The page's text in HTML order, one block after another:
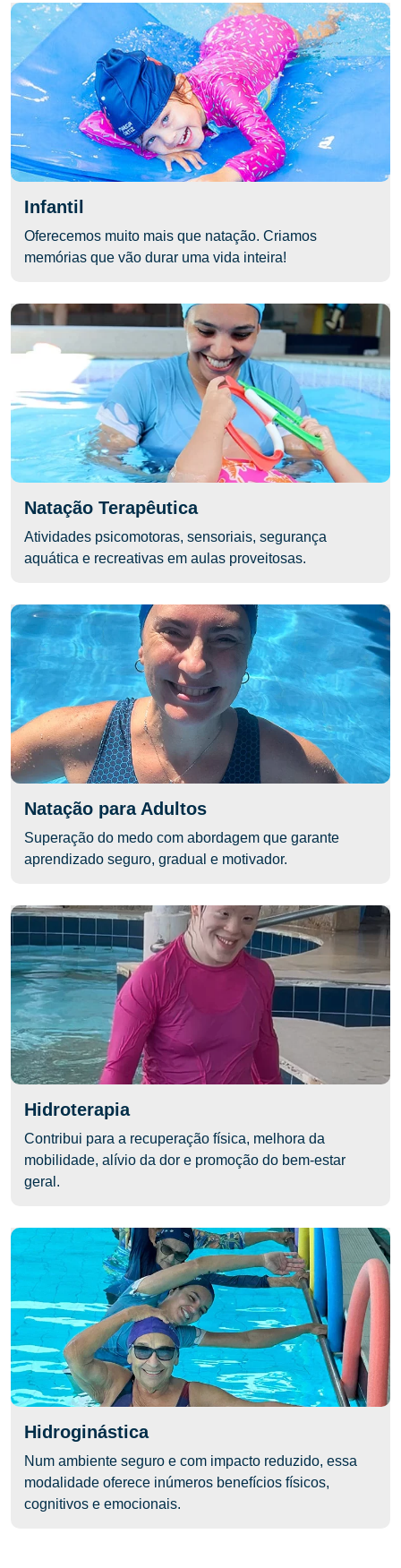
Infantil
Oferecemos muito mais que natação. Criamos
memórias que vão durar uma vida inteira!
Natação Terapêutica
Atividades psicomotoras, sensoriais, segurança
aquática e recreativas em aulas proveitosas.
Natação para Adultos
Superação do medo com abordagem que garante
aprendizado seguro, gradual e motivador.
Hidroterapia
Contribui para a recuperação física, melhora da
mobilidade, alívio da dor e promoção do bem-estar
geral.
Hidroginástica
Num ambiente seguro e com impacto reduzido, essa
modalidade oferece inúmeros benefícios físicos,
cognitivos e emocionais.